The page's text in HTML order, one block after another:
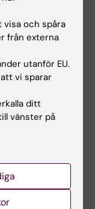
baserad
celler”.
molekylär
vid diffust
”Utveckling
(AiDV)
visa och spåra
från externa
utanför EU.
vi sparar
ditt
vänster på